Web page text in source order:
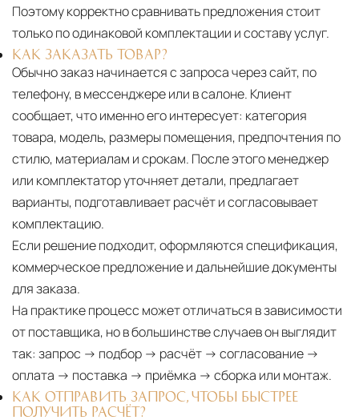
Поэтому корректно сравнивать предложения стоит
только по одинаковой комплектации и составу услуг.
КАК ЗАКАЗАТЬ ТОВАР?
Обычно заказ начинается с запроса через сайт, по
телефону, в мессенджере или в салоне. Клиент
сообщает, что именно его интересует: категория
товара, модель, размеры помещения, предпочтения по
стилю, материалам и срокам. После этого менеджер
или комплектатор уточняет детали, предлагает
варианты, подготавливает расчёт и согласовывает
комплектацию.
Если решение подходит, оформляются спецификация,
коммерческое предложение и дальнейшие документы
для заказа.
На практике процесс может отличаться в зависимости
от поставщика, но в большинстве случаев он выглядит
так: запрос → подбор → расчёт → согласование →
оплата → поставка → приёмка → сборка или монтаж.
КАК ОТПРАВИТЬ ЗАПРОС, ЧТОБЫ БЫСТРЕЕ
ПОЛУЧИТЬ РАСЧЁТ?